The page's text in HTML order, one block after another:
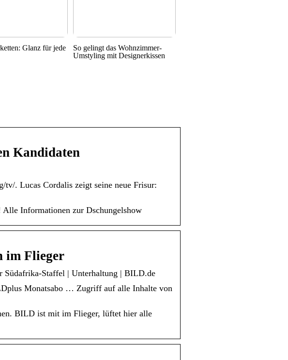
Glanz für jede
So gelingt das Wohnzimmer-
Umstyling mit Designerkissen
Kandidaten
. Lucas Cordalis zeigt seine neue Frisur:
Informationen zur Dschungelshow
im Flieger
Staffel | Unterhaltung | BILD.de
Monatsabo … Zugriff auf alle Inhalte von
BILD ist mit im Flieger, lüftet hier alle